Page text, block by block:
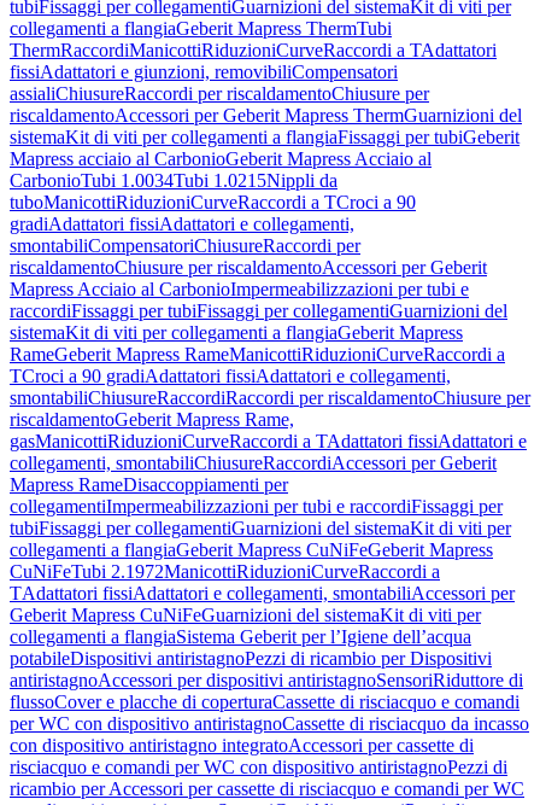
tubiFissaggi per collegamentiGuarnizioni del sistemaKit di viti per
collegamenti a flangiaGeberit Mapress ThermTubi
ThermRaccordiManicottiRiduzioniCurveRaccordi a TAdattatori
fissiAdattatori e giunzioni, removibiliCompensatori
assialiChiusureRaccordi per riscaldamentoChiusure per
riscaldamentoAccessori per Geberit Mapress ThermGuarnizioni del
sistemaKit di viti per collegamenti a flangiaFissaggi per tubiGeberit
Mapress acciaio al CarbonioGeberit Mapress Acciaio al
CarbonioTubi 1.0034Tubi 1.0215Nippli da
tuboManicottiRiduzioniCurveRaccordi a TCroci a 90
gradiAdattatori fissiAdattatori e collegamenti,
smontabiliCompensatoriChiusureRaccordi per
riscaldamentoChiusure per riscaldamentoAccessori per Geberit
Mapress Acciaio al CarbonioImpermeabilizzazioni per tubi e
raccordiFissaggi per tubiFissaggi per collegamentiGuarnizioni del
sistemaKit di viti per collegamenti a flangiaGeberit Mapress
RameGeberit Mapress RameManicottiRiduzioniCurveRaccordi a
TCroci a 90 gradiAdattatori fissiAdattatori e collegamenti,
smontabiliChiusureRaccordiRaccordi per riscaldamentoChiusure per
riscaldamentoGeberit Mapress Rame,
gasManicottiRiduzioniCurveRaccordi a TAdattatori fissiAdattatori e
collegamenti, smontabiliChiusureRaccordiAccessori per Geberit
Mapress RameDisaccoppiamenti per
collegamentiImpermeabilizzazioni per tubi e raccordiFissaggi per
tubiFissaggi per collegamentiGuarnizioni del sistemaKit di viti per
collegamenti a flangiaGeberit Mapress CuNiFeGeberit Mapress
CuNiFeTubi 2.1972ManicottiRiduzioniCurveRaccordi a
TAdattatori fissiAdattatori e collegamenti, smontabiliAccessori per
Geberit Mapress CuNiFeGuarnizioni del sistemaKit di viti per
collegamenti a flangiaSistema Geberit per l’Igiene dell’acqua
potabileDispositivi antiristagnoPezzi di ricambio per Dispositivi
antiristagnoAccessori per dispositivi antiristagnoSensoriRiduttore di
flussoCover e placche di coperturaCassette di risciacquo e comandi
per WC con dispositivo antiristagnoCassette di risciacquo da incasso
con dispositivo antiristagno integratoAccessori per cassette di
risciacquo e comandi per WC con dispositivo antiristagnoPezzi di
ricambio per Accessori per cassette di risciacquo e comandi per WC